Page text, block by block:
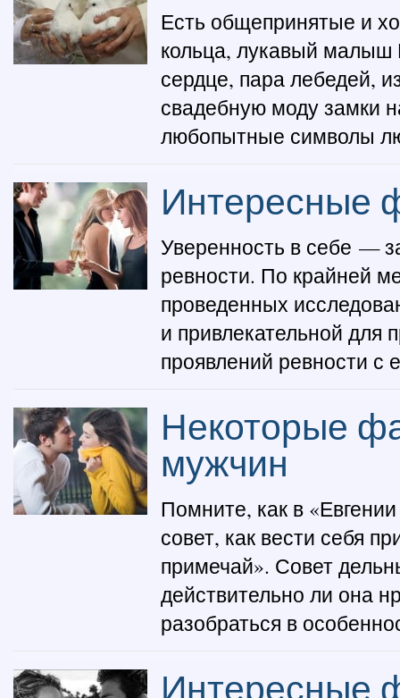
Есть общепринятые и
кольца, лукавый
сердце, пара лебедей,
свадебную моду замки
любопытные символы
Интересные
Уверенность в себе —
ревности. По крайней
проведенных
и привлекательной для
проявлений ревности с
Некоторые
мужчин
Помните, как в
совет, как вести себя
примечай». Совет
действительно ли она
разобраться в
Интересные